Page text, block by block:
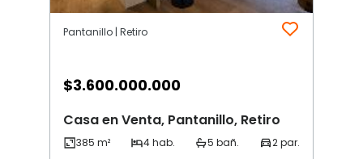
Pantanillo | Retiro
$3.600.000.000
Casa en Venta, Pantanillo, Retiro